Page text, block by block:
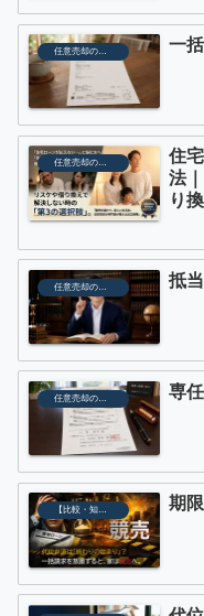
任意売却の用語 一
任意売却の用語
住
法
り
任意売却の用語 抵
任意売却の用語 専
【比較・知識】正しい選択をするために 期